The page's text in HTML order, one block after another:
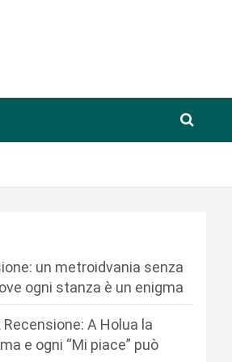
un metroidvania senza
ogni stanza è un enigma
A Holua la
e ogni “Mi piace” può